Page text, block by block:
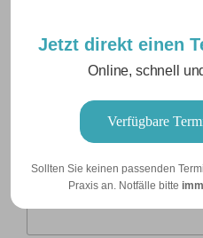
Jetzt direkt einen
Online, schnell
Verfügbare
Sollten Sie keinen passenden
Praxis an. Notfälle bitte